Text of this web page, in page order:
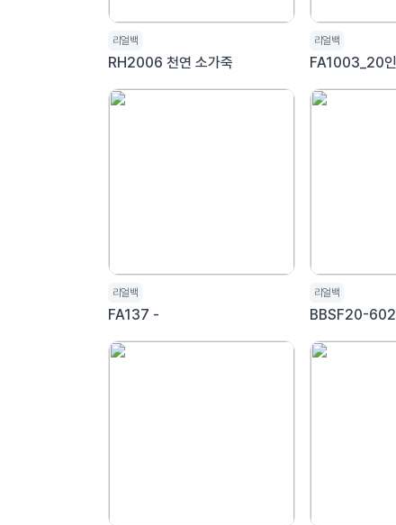
리얼백
RH2006 천연 소가죽
리얼백
리얼백
FA137 -
리얼백
BBSF20-602